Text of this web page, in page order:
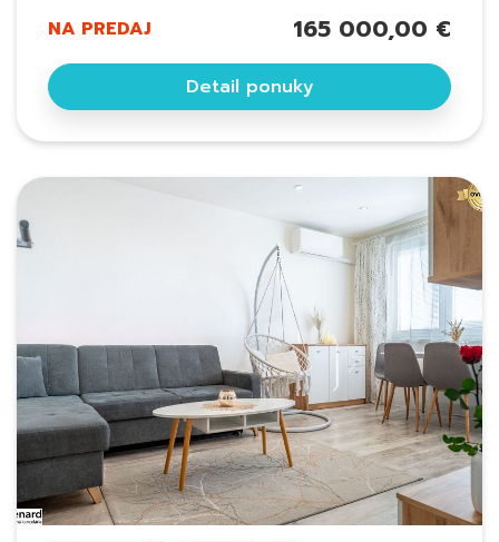
NA PREDAJ 165 000,00 €
Detail ponuky